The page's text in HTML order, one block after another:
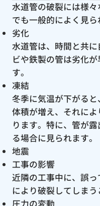
水道管の破裂には様
でも一般的によく見ら
劣化
水道管は、時間と共
ビや鉄製の管は劣化
す。
凍結
冬季に気温が下がる
体積が増え、それに
ります。特に、管が
る場合に見られます。
地震
工事の影響
近隣の工事中に、誤
により破裂してしまう